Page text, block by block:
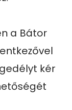
a Bátor
kér